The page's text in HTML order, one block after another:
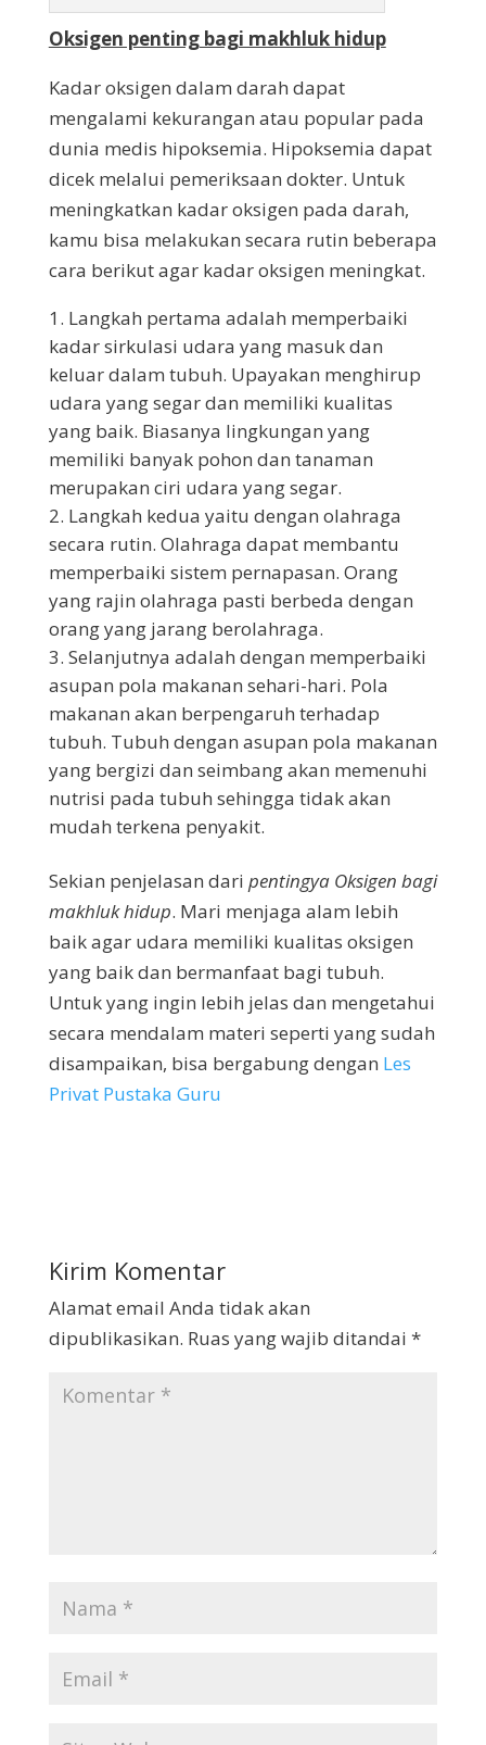
Oksigen penting bagi makhluk hidup
Kadar oksigen dalam darah dapat
mengalami kekurangan atau popular pada
dunia medis hipoksemia. Hipoksemia dapat
dicek melalui pemeriksaan dokter. Untuk
meningkatkan kadar oksigen pada darah,
kamu bisa melakukan secara rutin beberapa
cara berikut agar kadar oksigen meningkat.
Langkah pertama adalah memperbaiki
kadar sirkulasi udara yang masuk dan
keluar dalam tubuh. Upayakan menghirup
udara yang segar dan memiliki kualitas
yang baik. Biasanya lingkungan yang
memiliki banyak pohon dan tanaman
merupakan ciri udara yang segar.
Langkah kedua yaitu dengan olahraga
secara rutin. Olahraga dapat membantu
memperbaiki sistem pernapasan. Orang
yang rajin olahraga pasti berbeda dengan
orang yang jarang berolahraga.
Selanjutnya adalah dengan memperbaiki
asupan pola makanan sehari-hari. Pola
makanan akan berpengaruh terhadap
tubuh. Tubuh dengan asupan pola makanan
yang bergizi dan seimbang akan memenuhi
nutrisi pada tubuh sehingga tidak akan
mudah terkena penyakit.
Sekian penjelasan dari pentingya Oksigen bagi
makhluk hidup. Mari menjaga alam lebih
baik agar udara memiliki kualitas oksigen
yang baik dan bermanfaat bagi tubuh.
Untuk yang ingin lebih jelas dan mengetahui
secara mendalam materi seperti yang sudah
disampaikan, bisa bergabung dengan Les
Privat Pustaka Guru
Kirim Komentar
Alamat email Anda tidak akan
dipublikasikan. Ruas yang wajib ditandai *